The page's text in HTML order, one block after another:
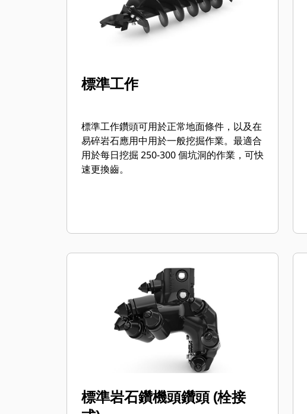
標準工作
標準工作鑽頭可用於正常地面條件，以及在
易碎岩石應用中用於一般挖掘作業。最適合
用於每日挖掘 250-300 個坑洞的作業，可快
速更換齒。
標準岩石鑽機頭鑽頭 (栓接